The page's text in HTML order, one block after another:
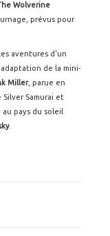
Wolverine
prévus pour
aventures d'un
de la mini-
Miller, parue en
Samurai et
pays du soleil